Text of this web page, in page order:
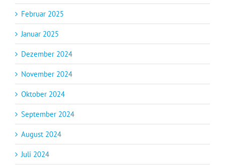
Februar 2025
Januar 2025
Dezember 2024
November 2024
Oktober 2024
September 2024
August 2024
Juli 2024